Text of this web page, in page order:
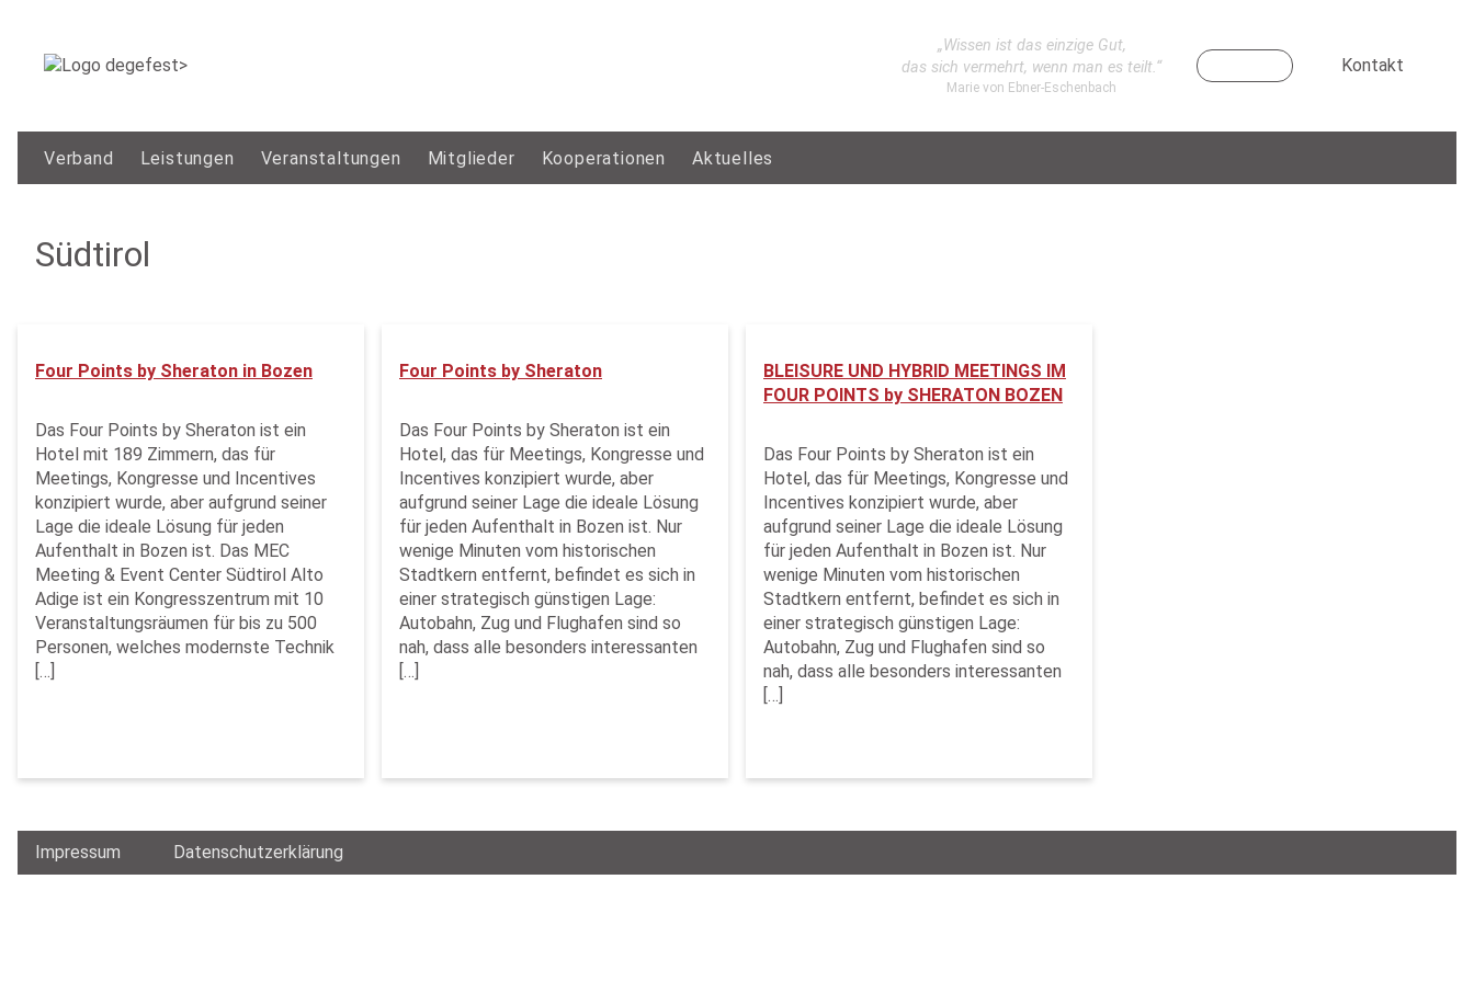
„Wissen ist das einzige Gut,
das sich vermehrt, wenn man es teilt.“
Marie von Ebner-Eschenbach
Kontakt
Verband Leistungen Veranstaltungen Mitglieder Kooperationen Aktuelles
Südtirol
Four Points by Sheraton in Bozen
Das Four Points by Sheraton ist ein
Hotel mit 189 Zimmern, das für
Meetings, Kongresse und Incentives
konzipiert wurde, aber aufgrund seiner
Lage die ideale Lösung für jeden
Aufenthalt in Bozen ist. Das MEC
Meeting & Event Center Südtirol Alto
Adige ist ein Kongresszentrum mit 10
Veranstaltungsräumen für bis zu 500
Personen, welches modernste Technik
[…]
Four Points by Sheraton
Das Four Points by Sheraton ist ein
Hotel, das für Meetings, Kongresse und
Incentives konzipiert wurde, aber
aufgrund seiner Lage die ideale Lösung
für jeden Aufenthalt in Bozen ist. Nur
wenige Minuten vom historischen
Stadtkern entfernt, befindet es sich in
einer strategisch günstigen Lage:
Autobahn, Zug und Flughafen sind so
nah, dass alle besonders interessanten
[…]
BLEISURE UND HYBRID MEETINGS IM
FOUR POINTS by SHERATON BOZEN
Das Four Points by Sheraton ist ein
Hotel, das für Meetings, Kongresse und
Incentives konzipiert wurde, aber
aufgrund seiner Lage die ideale Lösung
für jeden Aufenthalt in Bozen ist. Nur
wenige Minuten vom historischen
Stadtkern entfernt, befindet es sich in
einer strategisch günstigen Lage:
Autobahn, Zug und Flughafen sind so
nah, dass alle besonders interessanten
[…]
Impressum Datenschutzerklärung